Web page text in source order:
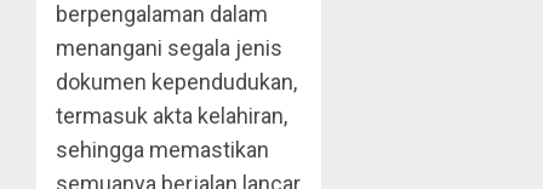
berpengalaman dalam
menangani segala jenis
dokumen kependudukan,
termasuk akta kelahiran,
sehingga memastikan
semuanya berjalan lancar